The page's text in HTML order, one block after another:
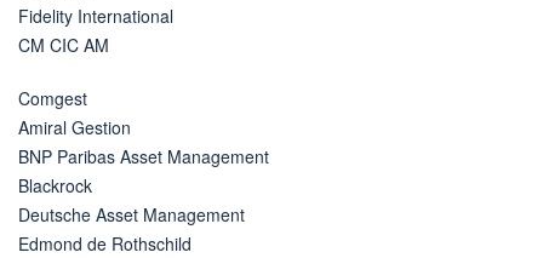
Fidelity International
CM CIC AM
Comgest
Amiral Gestion
BNP Paribas Asset Management
Blackrock
Deutsche Asset Management
Edmond de Rothschild